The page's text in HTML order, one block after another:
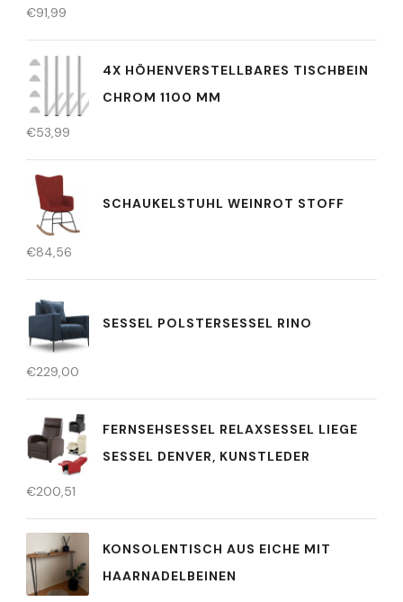
€91,99
4X HÖHENVERSTELLBARES TISCHBEIN
CHROM 1100 MM
€53,99
SCHAUKELSTUHL WEINROT STOFF
€84,56
SESSEL POLSTERSESSEL RINO
€229,00
FERNSEHSESSEL RELAXSESSEL LIEGE
SESSEL DENVER, KUNSTLEDER
€200,51
KONSOLENTISCH AUS EICHE MIT
HAARNADELBEINEN